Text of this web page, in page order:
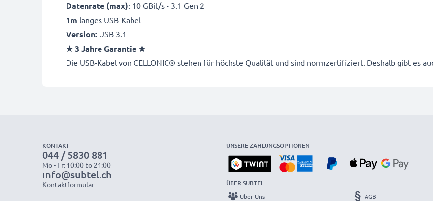
Datenrate (max): 10 GBit/s - 3.1 Gen 2
1m langes USB-Kabel
Version: USB 3.1
★ 3 Jahre Garantie ★
Die USB-Kabel von CELLONIC® stehen für höchste Qualität und sind normzertifiziert. Deshalb gibt es
KONTAKT
044 / 5830 881
Mo - Fr: 10:00 to 21:00
info@subtel.ch
Kontaktformular
UNSERE ZAHLUNGSOPTIONEN
ÜBER SUBTEL
Über Uns AGB